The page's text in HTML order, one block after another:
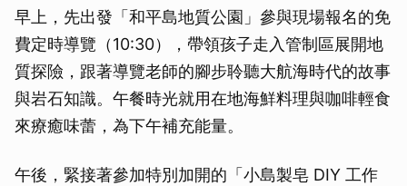
早上，先出發「和平島地質公園」參與現場報名的免
費定時導覽（10:30），帶領孩子走入管制區展開地
質探險，跟著導覽老師的腳步聆聽大航海時代的故事
與岩石知識。午餐時光就用在地海鮮料理與咖啡輕食
來療癒味蕾，為下午補充能量。
午後，緊接著參加特別加開的「小島製皂 DIY 工作